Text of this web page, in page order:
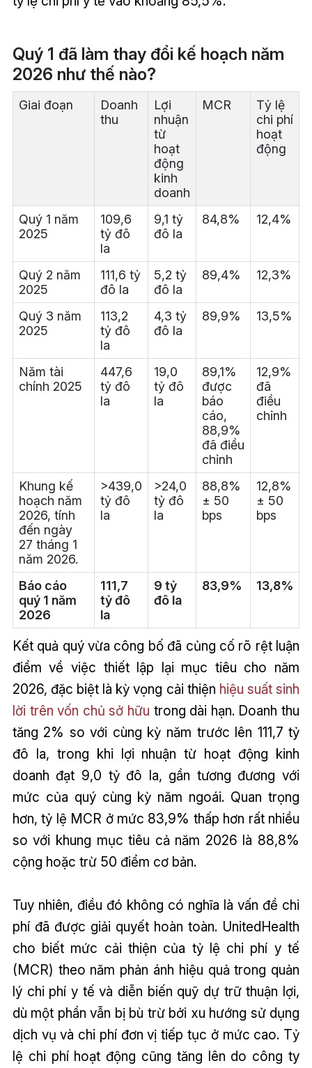
Quý 1 đã làm thay đổi kế hoạch năm
2026 như thế nào?
Giai đoạn
Doanh
thu
Lợi
nhuận
từ
hoạt
động
kinh
doanh
MCR
Tỷ lệ
chi phí
hoạt
động
Quý 1 năm
2025
109,6
tỷ đô
la
9,1 tỷ
đô la
84,8% 12,4%
Quý 2 năm
2025
111,6 tỷ
đô la
5,2 tỷ
đô la
89,4% 12,3%
Quý 3 năm
2025
113,2
tỷ đô
la
4,3 tỷ
đô la
89,9% 13,5%
Năm tài
chính 2025
447,6
tỷ đô
la
19,0
tỷ đô
la
89,1%
được
báo
cáo,
88,9%
đã điều
chỉnh
12,9%
đã
điều
chỉnh
Khung kế
hoạch năm
2026, tính
đến ngày
27 tháng 1
năm 2026.
>439,0
tỷ đô
la
>24,0
tỷ đô
la
88,8%
± 50
bps
12,8%
± 50
bps
Báo cáo
quý 1 năm
2026
111,7
tỷ đô
la
9 tỷ
đô la
83,9% 13,8%
Kết quả quý vừa công bố đã củng cố rõ rệt luận
điểm về việc thiết lập lại mục tiêu cho năm
2026, đặc biệt là kỳ vọng cải thiện hiệu suất sinh
lời trên vốn chủ sở hữu trong dài hạn. Doanh thu
tăng 2% so với cùng kỳ năm trước lên 111,7 tỷ
đô la, trong khi lợi nhuận từ hoạt động kinh
doanh đạt 9,0 tỷ đô la, gần tương đương với
mức của quý cùng kỳ năm ngoái. Quan trọng
hơn, tỷ lệ MCR ở mức 83,9% thấp hơn rất nhiều
so với khung mục tiêu cả năm 2026 là 88,8%
cộng hoặc trừ 50 điểm cơ bản.
Tuy nhiên, điều đó không có nghĩa là vấn đề chi
phí đã được giải quyết hoàn toàn. UnitedHealth
cho biết mức cải thiện của tỷ lệ chi phí y tế
(MCR) theo năm phản ánh hiệu quả trong quản
lý chi phí y tế và diễn biến quỹ dự trữ thuận lợi,
dù một phần vẫn bị bù trừ bởi xu hướng sử dụng
dịch vụ và chi phí đơn vị tiếp tục ở mức cao. Tỷ
lệ chi phí hoạt động cũng tăng lên do công ty